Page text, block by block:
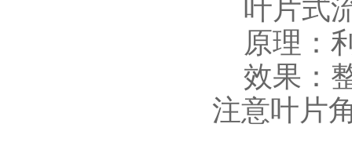
原理：
效果：
注意叶片